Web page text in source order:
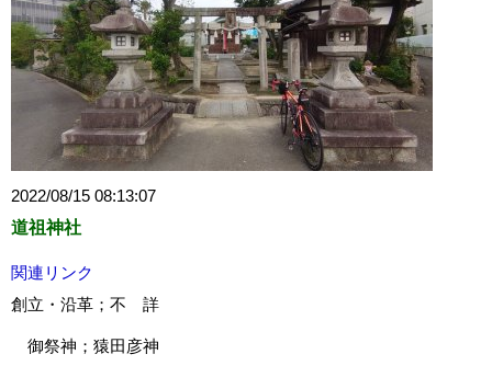
2022/08/15 08:13:07
道祖神社
関連リンク
創立・沿革；不 詳
御祭神；猿田彦神